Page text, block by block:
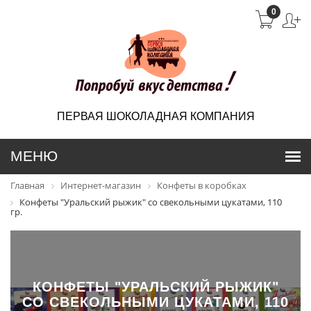
0
ПЕРВАЯ ШОКОЛАДНАЯ КОМПАНИЯ
Главная Интернет-магазин
Конфеты в коробках
Конфеты "Уральский рыжик" со свекольными цукатами, 110
гр.
КОНФЕТЫ "УРАЛЬСКИЙ РЫЖИК"
СО СВЕКОЛЬНЫМИ ЦУКАТАМИ, 110